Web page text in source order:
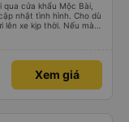
cửa khẩu Mộc Bài,
nhật tình hình. Cho dù
lên xe kịp thời. Nếu mà
nhưng mà vé xe
Xem giá